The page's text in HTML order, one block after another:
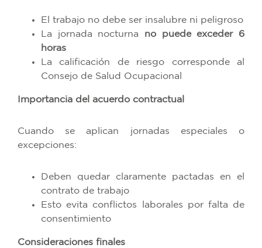
El trabajo no debe ser insalubre ni peligroso
La jornada nocturna no puede exceder 6
horas
La calificación de riesgo corresponde al
Consejo de Salud Ocupacional
Importancia del acuerdo contractual
Cuando se aplican jornadas especiales o
excepciones:
Deben quedar claramente pactadas en el
contrato de trabajo
Esto evita conflictos laborales por falta de
consentimiento
Consideraciones finales